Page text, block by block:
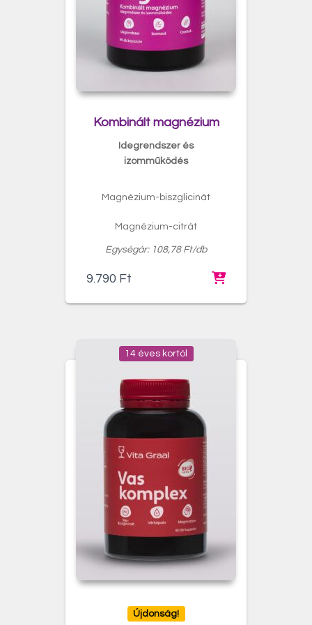
Kombinált magnézium
Idegrendszer és
izomműködés
Magnézium-biszglicinát
Magnézium-citrát
Egységár: 108,78 Ft/db
9.790 Ft
14 éves kortól
Újdonság!